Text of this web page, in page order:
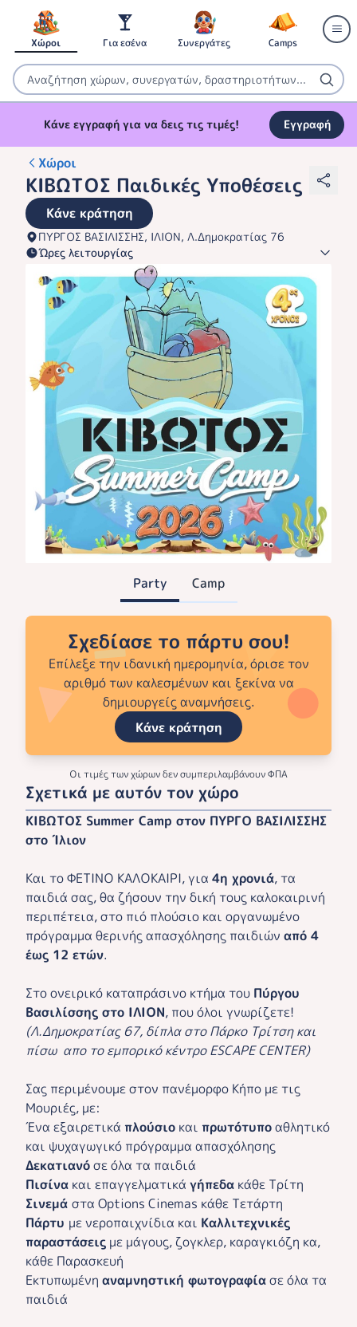
Χώροι Για εσένα Συνεργάτες Camps
Κάνε εγγραφή για να δεις τις τιμές! Εγγραφή
Χώροι
ΚΙΒΩΤΟΣ Παιδικές Υποθέσεις
Κάνε κράτηση
ΠΥΡΓΟΣ ΒΑΣΙΛΙΣΣΗΣ, ΙΛΙΟΝ, Λ.Δημοκρατίας 76
Ώρες λειτουργίας
Party Camp
Σχεδίασε το πάρτυ σου!
Επίλεξε την ιδανική ημερομηνία, όρισε τον
αριθμό των καλεσμένων και ξεκίνα να
δημιουργείς αναμνήσεις.
Κάνε κράτηση
Οι τιμές των χώρων δεν συμπεριλαμβάνουν ΦΠΑ
Σχετικά με αυτόν τον χώρο
ΚΙΒΩΤΟΣ Summer Camp στον ΠΥΡΓΟ ΒΑΣΙΛΙΣΣΗΣ
στο Ίλιον
Και τo ΦΕΤΙΝΟ ΚΑΛΟΚΑΙΡΙ, για 4η χρονιά, τα
παιδιά σας, θα ζήσουν την δική τους καλοκαιρινή
περιπέτεια, στο πιό πλούσιο και οργανωμένο
πρόγραμμα θερινής απασχόλησης παιδιών από 4
έως 12 ετών.
Στο ονειρικό καταπράσινο κτήμα του Πύργου
Βασιλίσσης στο ΙΛΙΟΝ, που όλοι γνωρίζετε!
(Λ.Δημοκρατίας 67, δίπλα στο Πάρκο Τρίτση και
πίσω απο το εμπορικό κέντρο ESCAPE CENTER)
Σας περιμένουμε στον πανέμορφο Κήπο με τις
Μουριές, με:
Ένα εξαιρετικά πλούσιο και πρωτότυποαθλητικό
και ψυχαγωγικό πρόγραμμα απασχόλησης
Δεκατιανόσε όλα τα παιδιά
Πισίνα και επαγγελματικά γήπεδα κάθε Τρίτη
Σινεμά στα Options Cinemas κάθε Τετάρτη
Πάρτυ με νεροπαιχνίδια και Καλλιτεχνικές
παραστάσεις με μάγους, ζογκλερ, καραγκιόζη κα,
κάθε Παρασκευή
Εκτυπωμένη αναμνηστική φωτογραφίασε όλα τα
παιδιά